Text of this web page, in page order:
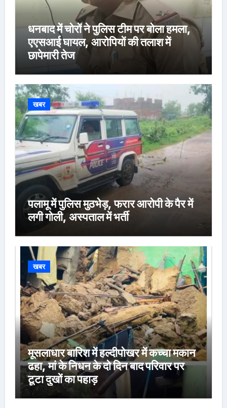
धनबाद में चोरों ने पुलिस टीम पर बोला हमला,
एएसआई घायल, आरोपियों की तलाश में
छापेमारी तेज
खबर
पलामू में पुलिस मुठभेड़, फरार आरोपी के पैर में
लगी गोली, अस्पताल में भर्ती
खबर
मूसलाधार बारिश में हल्दीपोखर में कच्चा मकान
ढहा, मां के निधन के दो दिन बाद परिवार पर
टूटा दुखों का पहाड़